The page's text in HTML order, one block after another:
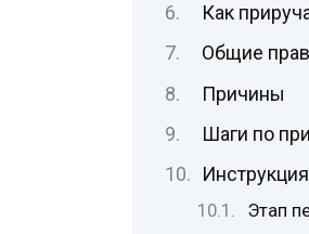
Как
Общие
Причины
Шаги по
Этап